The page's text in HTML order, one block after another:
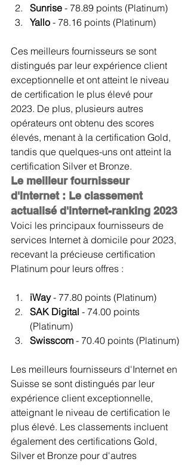
Sunrise - 78.89 points (Platinum)
Yallo - 78.16 points (Platinum)
Ces meilleurs fournisseurs se sont
distingués par leur expérience client
exceptionnelle et ont atteint le niveau
de certification le plus élevé pour
2023. De plus, plusieurs autres
opérateurs ont obtenu des scores
élevés, menant à la certification Gold,
tandis que quelques-uns ont atteint la
certification Silver et Bronze.
Le meilleur fournisseur
d'Internet : Le classement
actualisé d'internet-ranking 2023
Voici les principaux fournisseurs de
services Internet à domicile pour 2023,
recevant la précieuse certification
Platinum pour leurs offres :
iWay - 77.80 points (Platinum)
SAK Digital - 74.00 points
(Platinum)
Swisscom - 70.40 points (Platinum)
Les meilleurs fournisseurs d'Internet en
Suisse se sont distingués par leur
expérience client exceptionnelle,
atteignant le niveau de certification le
plus élevé. Les classements incluent
également des certifications Gold,
Silver et Bronze pour d'autres